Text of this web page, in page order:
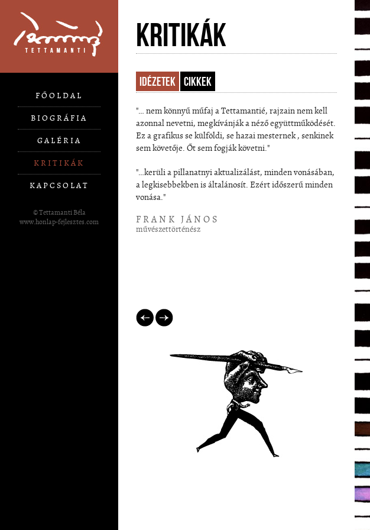
FŐOLDAL
BIOGRÁFIA
GALÉRIA
KRITIKÁK
KAPCSOLAT
© Tettamanti Béla
www.honlap-fejlesztes.com
Kritikák
Idézetek Cikkek
"… nem könnyű műfaj a Tettamantié, rajzain nem kell
azonnal nevetni, megkívánják a néző együttműködését.
Ez a grafikus se külföldi, se hazai mesternek , senkinek
sem követője. Őt sem fogják követni."
"…kerüli a pillanatnyi aktualizálást, minden vonásában,
a legkisebbekben is általánosít. Ezért időszerű minden
vonása."
FRANK JÁNOS
művészettörténész